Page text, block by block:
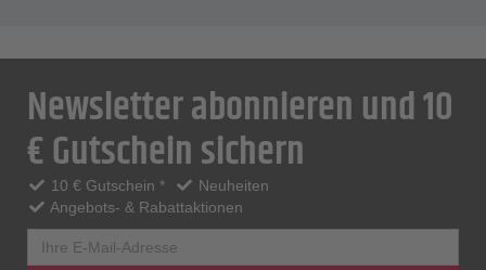
Newsletter abonnieren und 10
€ Gutschein sichern
10 € Gutschein *
Neuheiten
Angebots- & Rabattaktionen